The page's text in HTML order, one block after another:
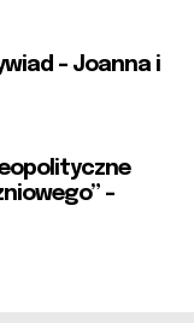
– Joanna i
–